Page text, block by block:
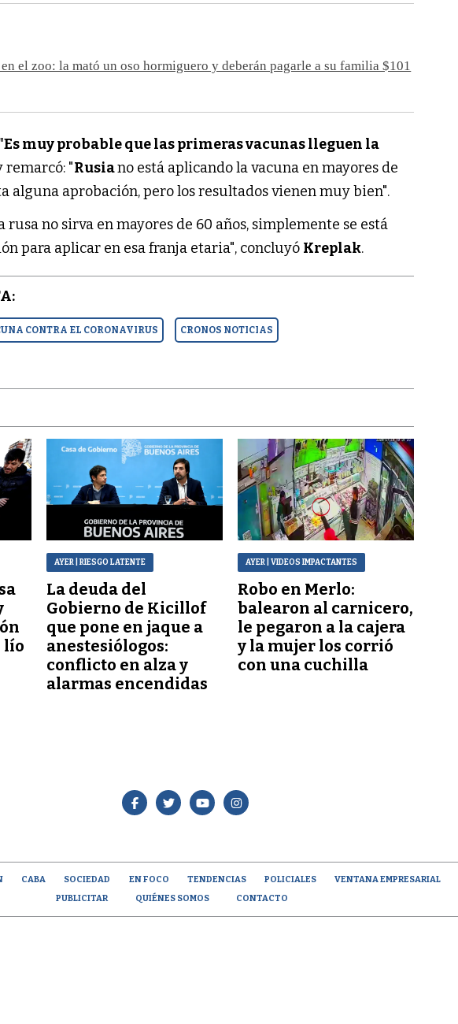
el zoo: la mató un oso hormiguero y deberán pagarle a su familia $101
muy probable que las primeras vacunas lleguen la
remarcó: "Rusiano está aplicando la vacuna en mayores de
alguna aprobación, pero los resultados vienen muy bien".
rusa no sirva en mayores de 60 años, simplemente se está
para aplicar en esa franja etaria", concluyó Kreplak.
CONTRA EL CORONAVIRUS CRONOS NOTICIAS
lío
AYER | RIESGO LATENTE
La deuda del
Gobierno de Kicillof
que pone en jaque a
anestesiólogos:
conflicto en alza y
alarmas encendidas
AYER | VIDEOS IMPACTANTES
Robo en Merlo:
balearon al carnicero,
le pegaron a la cajera
y la mujer los corrió
con una cuchilla
CABA SOCIEDAD EN FOCO TENDENCIAS POLICIALES VENTANA EMPRESARIAL
PUBLICITAR
QUIÉNES SOMOS CONTACTO